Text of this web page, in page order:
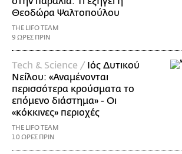
Θεοδώρα Ψαλτοπούλου
THE LIFO TEAM
9 ΩΡΕΣ ΠΡΙΝ
Τech & Science / Ιός Δυτικού
Νείλου: «Αναμένονται
περισσότερα κρούσματα το
επόμενο διάστημα» - Οι
«κόκκινες» περιοχές
THE LIFO TEAM
10 ΩΡΕΣ ΠΡΙΝ